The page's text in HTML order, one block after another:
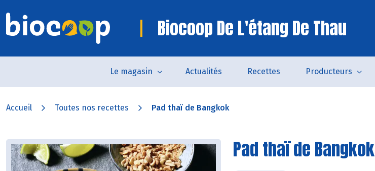
Biocoop De L'étang De Thau
Le magasin Actualités Recettes Producteurs
Accueil Toutes nos recettes Pad thaï de Bangkok
Pad thaï de Bangkok